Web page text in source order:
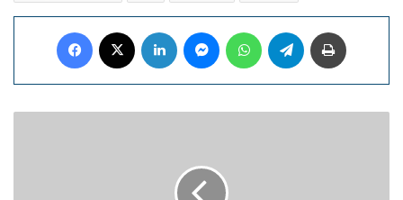
Facebook LinkedIn MessengerWhatsAppTelegram